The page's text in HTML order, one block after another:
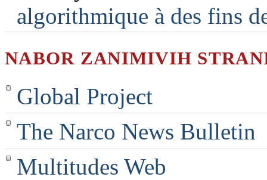
algorithmique à des fins
NABOR ZANIMIVIH
Global Project
The Narco News Bulletin
Multitudes Web